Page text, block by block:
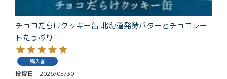
チョコだらけクッキー缶 北海道発酵バターとチョコレー
トたっぷり
購入者
投稿日 2026/05/30